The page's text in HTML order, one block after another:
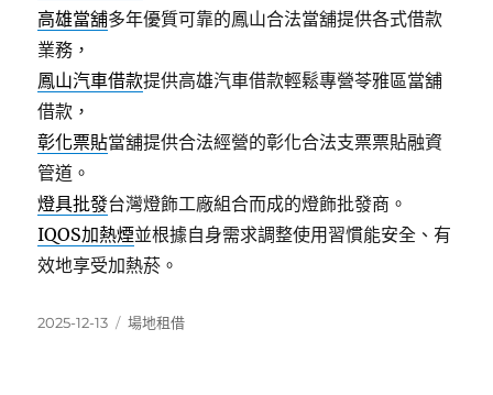
高雄當舖多年優質可靠的鳳山合法當舖提供各式借款
業務，
鳳山汽車借款提供高雄汽車借款輕鬆專營苓雅區當舖
借款，
彰化票貼當舖提供合法經營的彰化合法支票票貼融資
管道。
燈具批發台灣燈飾工廠組合而成的燈飾批發商。
IQOS加熱煙並根據自身需求調整使用習慣能安全、有
效地享受加熱菸。
發
2025-12-13
分
場地租借